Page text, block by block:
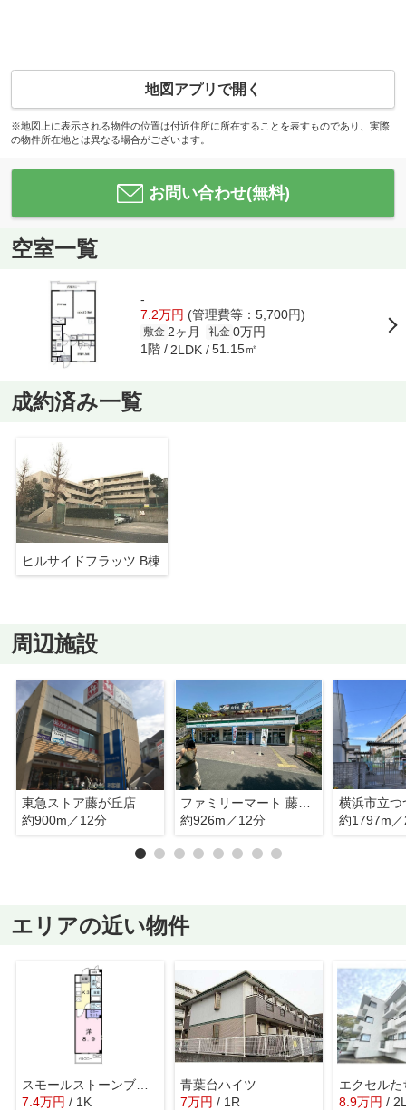
地図アプリで開く
※地図上に表示される物件の位置は付近住所に所在することを表すものであり、実際
の物件所在地とは異なる場合がございます。
お問い合わせ(無料)
空室一覧
-
7.2万円 (管理費等：5,700円)
敷金 2ヶ月 礼金 0万円
1階 2LDK 51.15㎡
成約済み一覧
ヒルサイドフラッツ B棟
周辺施設
東急ストア藤が丘店
約900m／12分
ファミリーマート 藤が丘駅東店
約926m／12分
約1797m
エリアの近い物件
スモールストーンブリッジ
7.4万円 / 1K
青葉台ハイツ
7万円 / 1R
エクセルた
8.9万円 /